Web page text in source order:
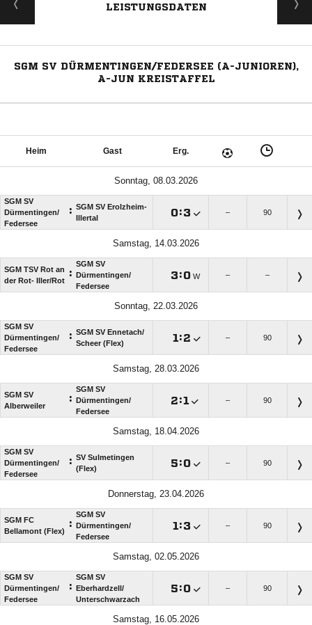
LEISTUNGSDATEN
SGM SV DÜRMENTINGEN/FEDERSEE (A-JUNIOREN),
A-JUN KREISTAFFEL
Heim Gast Erg.
Sonntag, 08.03.2026
SGM SV
Dürmentingen/​
Federsee
: SGM SV Erolzheim-
Illertal
: – 90
Samstag, 14.03.2026
SGM TSV Rot an
der Rot- Iller/​Rot
:
SGM SV
Dürmentingen/​
Federsee
: W – –
Sonntag, 22.03.2026
SGM SV
Dürmentingen/​
Federsee
: SGM SV Ennetach/​
Scheer (Flex)
: – 90
Samstag, 28.03.2026
SGM SV
Alberweiler
:
SGM SV
Dürmentingen/​
Federsee
: – 90
Samstag, 18.04.2026
SGM SV
Dürmentingen/​
Federsee
: SV Sulmetingen
(Flex)
: – 90
Donnerstag, 23.04.2026
SGM FC
Bellamont (Flex)
:
SGM SV
Dürmentingen/​
Federsee
: – 90
Samstag, 02.05.2026
SGM SV
Dürmentingen/​
Federsee
:
SGM SV
Eberhardzell/​
Unterschwarzach
: – 90
Samstag, 16.05.2026